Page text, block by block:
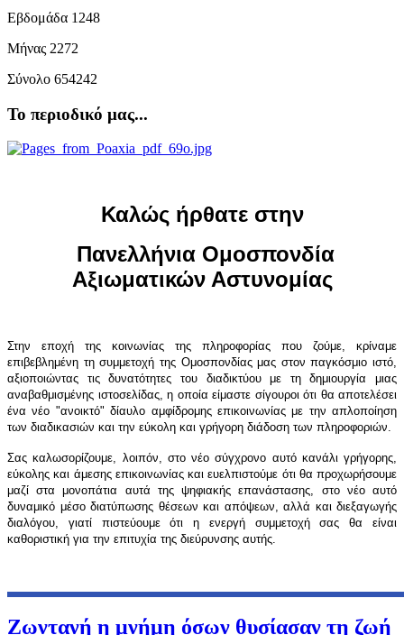
Εβδομάδα 1248
Μήνας 2272
Σύνολο 654242
Το περιοδικό μας...
Καλώς ήρθατε στην
Πανελλήνια Ομοσπονδία
Αξιωματικών Αστυνομίας
Στην εποχή της κοινωνίας της πληροφορίας που ζούμε, κρίναμε
επιβεβλημένη τη συμμετοχή της Ομοσπονδίας μας στον παγκόσμιο ιστό,
αξιοποιώντας τις δυνατότητες του διαδικτύου με τη δημιουργία μιας
αναβαθμισμένης ιστοσελίδας, η οποία είμαστε σίγουροι ότι θα αποτελέσει
ένα νέο "ανοικτό" δίαυλο αμφίδρομης επικοινωνίας με την απλοποίηση
των διαδικασιών και την εύκολη και γρήγορη διάδοση των πληροφοριών.
Σας καλωσορίζουμε, λοιπόν, στο νέο σύγχρονο αυτό κανάλι γρήγορης,
εύκολης και άμεσης επικοινωνίας και ευελπιστούμε ότι θα προχωρήσουμε
μαζί στα μονοπάτια αυτά της ψηφιακής επανάστασης, στο νέο αυτό
δυναμικό μέσο διατύπωσης θέσεων και απόψεων, αλλά και διεξαγωγής
διαλόγου, γιατί πιστεύουμε ότι η ενεργή συμμετοχή σας θα είναι
καθοριστική για την επιτυχία της διεύρυνσης αυτής.
Ζωντανή η μνήμη όσων θυσίασαν τη ζωή